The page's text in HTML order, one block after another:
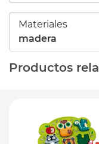
Materiales
madera
Productos